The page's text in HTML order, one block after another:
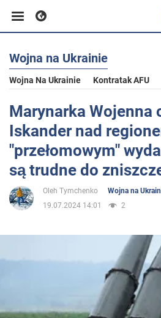
Biznes
Sport
Rozrywka
Życie
Społeczeństwo
Wojna na Ukrainie
Wojna na Ukrainie
Wojna Na Ukrainie Kontratak AFU
Marynarka Wojenna
Iskander nad
"przełomowym"
są trudne do
Oleh Tymchenko
Wojna na
19.07.2024 14:01
2